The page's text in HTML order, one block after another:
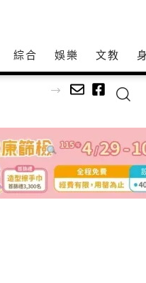
綜合 娛樂 文教